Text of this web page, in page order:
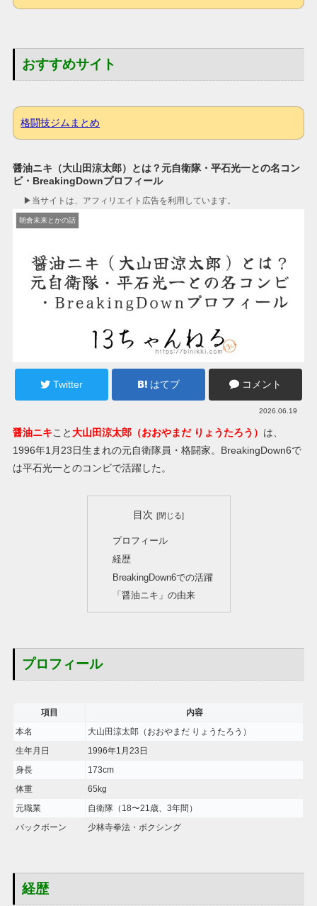
おすすめサイト
格闘技ジムまとめ
醤油ニキ（大山田涼太郎）とは？元自衛隊・平石光一との名コン
ビ・BreakingDownプロフィール
▶︎当サイトは、アフィリエイト広告を利用しています。
朝倉未来とかの話
Twitter はてブ コメント
2026.06.19
醤油ニキこと 大山田涼太郎（おおやまだ りょうたろう） は、
1996年1月23日生まれの元自衛隊員・格闘家。BreakingDown6で
は平石光一とのコンビで活躍した。
目次
プロフィール
経歴
BreakingDown6での活躍
「醤油ニキ」の由来
プロフィール
項目 内容
本名 大山田涼太郎（おおやまだ りょうたろう）
生年月日 1996年1月23日
身長 173cm
体重 65kg
元職業 自衛隊（18〜21歳、3年間）
バックボーン 少林寺拳法・ボクシング
経歴